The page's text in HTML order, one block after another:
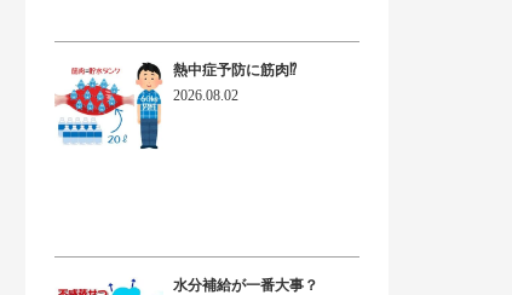
熱中症予防に筋肉⁉
2026.08.02
水分補給が一番大事？